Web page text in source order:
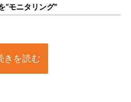
“モニタリング”
きを読む